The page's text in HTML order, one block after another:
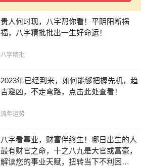
贵人何时现，八字帮你看！平阴阳断祸
福，八字精批批出一生好命运！
八字精批
2023年已经到来，如何能够把握先机，趋
吉避凶，不走弯路，点击此处查看！
流年运势
八字看事业，财富伴终生！哪日出生的人
最有财官之命，十之八九是大官或富豪，
解读您的事业天赋，扭转当下不利困